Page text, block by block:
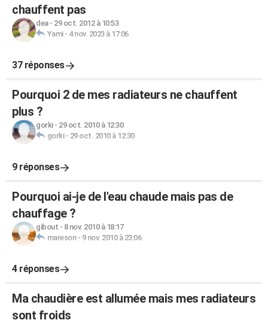
chauffent pas
dea- 29 oct. 2012 à 10:53
Yami- 4 nov. 2023 à 17:06
37 réponses
Pourquoi 2 de mes radiateurs ne chauffent
plus ?
gorki- 29 oct. 2010 à 12:30
gorki- 29 oct. 2010 à 12:30
9 réponses
Pourquoi ai-je de l'eau chaude mais pas de
chauffage ?
gibout - 8 nov. 2010 à 18:17
mareson- 9 nov. 2010 à 23:06
4 réponses
Ma chaudière est allumée mais mes radiateurs
sont froids